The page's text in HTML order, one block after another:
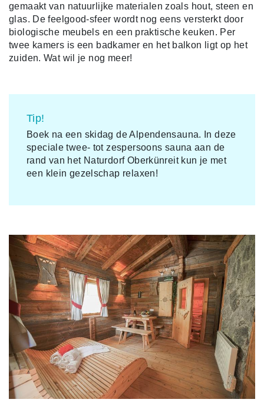
gemaakt van natuurlijke materialen zoals hout, steen en
glas. De feelgood-sfeer wordt nog eens versterkt door
biologische meubels en een praktische keuken. Per
twee kamers is een badkamer en het balkon ligt op het
zuiden. Wat wil je nog meer!
Tip!
Boek na een skidag de Alpendensauna. In deze
speciale twee- tot zespersoons sauna aan de
rand van het Naturdorf Oberkünreit kun je met
een klein gezelschap relaxen!